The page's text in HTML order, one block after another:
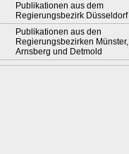
Publikationen aus dem
Regierungsbezirk Düsseldorf
Publikationen aus den
Regierungsbezirken Münster,
Arnsberg und Detmold